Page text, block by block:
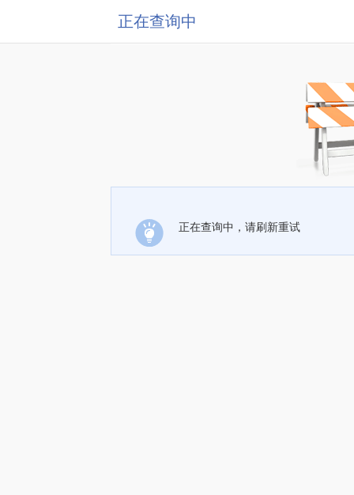
正在查询中
正在查询中，请刷新重试